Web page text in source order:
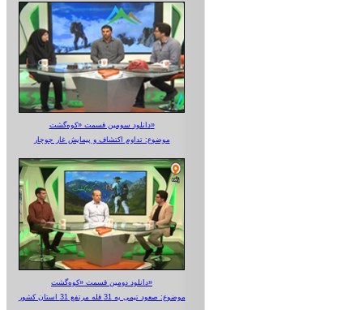
دانلود سومین قسمت «کوه‌گشت»
موضوع: تداوم اکتشاف و پیمایش غار جوجار
دانلود دومین قسمت «کوه‌گشت»
موضوع: صعود تیمی به 31 قله مرتفع 31 استان کشور